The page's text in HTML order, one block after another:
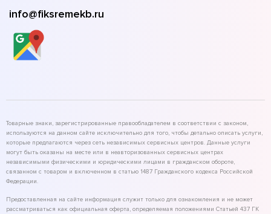
info@fiksremekb.ru
Товарные знаки, зарегистрированные правообладателем в соответствии с законом,
используются на данном сайте исключительно для того, чтобы детально описать услуги,
которые предлагаются через сеть независимых сервисных центров. Данные услуги
могут быть оказаны на месте или в неавторизованных сервисных центрах
независимыми физическими и юридическими лицами в гражданском обороте,
связанном с товаром и включенном в статью 1487 Гражданского кодекса Российской
Федерации.
Предоставленная на сайте информация служит только для ознакомления и не может
рассматриваться как официальная оферта, определяемая положениями Статьей 437 ГК